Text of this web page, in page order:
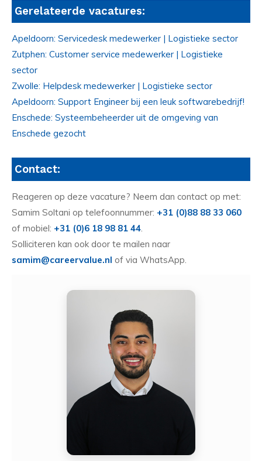
Gerelateerde vacatures:
Apeldoorn: Servicedesk medewerker | Logistieke sector
Zutphen: Customer service medewerker | Logistieke
sector
Zwolle: Helpdesk medewerker | Logistieke sector
Apeldoorn: Support Engineer bij een leuk softwarebedrijf!
Enschede: Systeembeheerder uit de omgeving van
Enschede gezocht
Contact:
Reageren op deze vacature? Neem dan contact op met:
Samim Soltani op telefoonnummer: +31 (0)88 88 33 060
of mobiel: +31 (0)6 18 98 81 44
Solliciteren kan ook door te mailen naar
samim@careervalue.nl of via WhatsApp.